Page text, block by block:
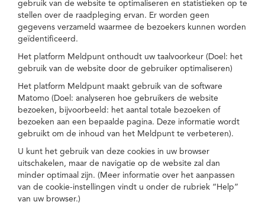
gebruik van de website te optimaliseren en statistieken op te
stellen over de raadpleging ervan. Er worden geen
gegevens verzameld waarmee de bezoekers kunnen worden
geïdentificeerd.
Het platform Meldpunt onthoudt uw taalvoorkeur (Doel: het
gebruik van de website door de gebruiker optimaliseren)
Het platform Meldpunt maakt gebruik van de software
Matomo (Doel: analyseren hoe gebruikers de website
bezoeken, bijvoorbeeld: het aantal totale bezoeken of
bezoeken aan een bepaalde pagina. Deze informatie wordt
gebruikt om de inhoud van het Meldpunt te verbeteren).
U kunt het gebruik van deze cookies in uw browser
uitschakelen, maar de navigatie op de website zal dan
minder optimaal zijn. (Meer informatie over het aanpassen
van de cookie-instellingen vindt u onder de rubriek “Help”
van uw browser.)